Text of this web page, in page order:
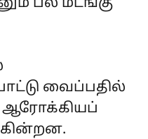
வைப்பதில்
ஆரோக்கியப்